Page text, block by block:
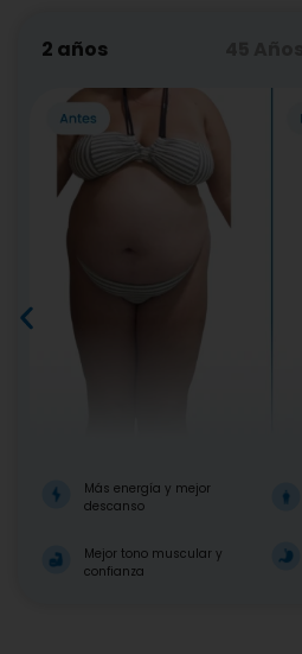
2 años
Más energía y mejor
descanso
Mejor tono muscular y
confianza